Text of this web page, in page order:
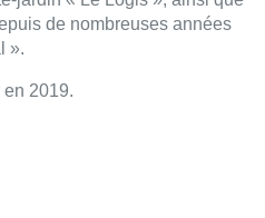
de nombreuses années
».
en 2019.